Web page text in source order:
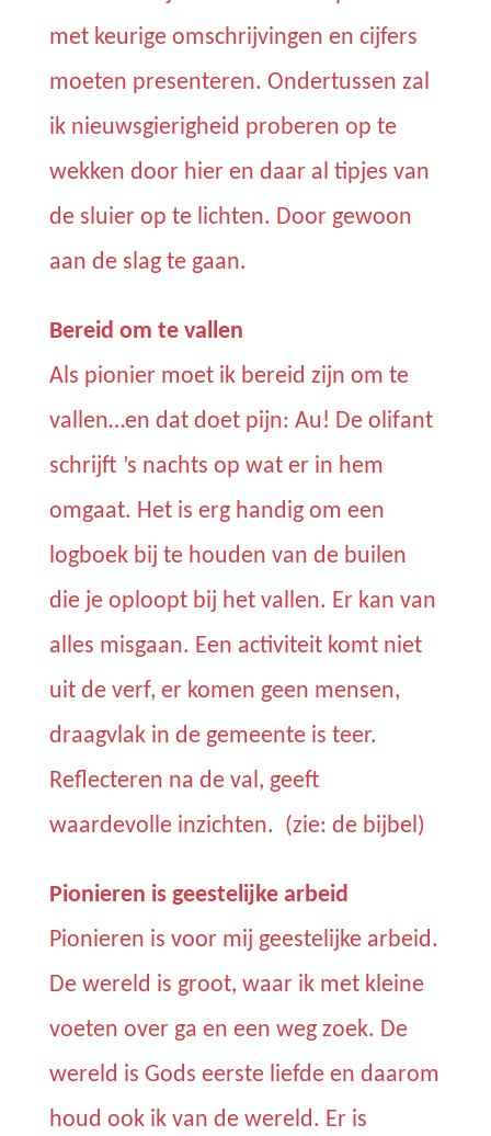
met keurige omschrijvingen en cijfers
moeten presenteren. Ondertussen zal
ik nieuwsgierigheid proberen op te
wekken door hier en daar al tipjes van
de sluier op te lichten. Door gewoon
aan de slag te gaan.
Bereid om te vallen
Als pionier moet ik bereid zijn om te
vallen…en dat doet pijn: Au! De olifant
schrijft ’s nachts op wat er in hem
omgaat. Het is erg handig om een
logboek bij te houden van de builen
die je oploopt bij het vallen. Er kan van
alles misgaan. Een activiteit komt niet
uit de verf, er komen geen mensen,
draagvlak in de gemeente is teer.
Reflecteren na de val, geeft
waardevolle inzichten. (zie: de bijbel)
Pionieren is geestelijke arbeid
Pionieren is voor mij geestelijke arbeid.
De wereld is groot, waar ik met kleine
voeten over ga en een weg zoek. De
wereld is Gods eerste liefde en daarom
houd ook ik van de wereld. Er is